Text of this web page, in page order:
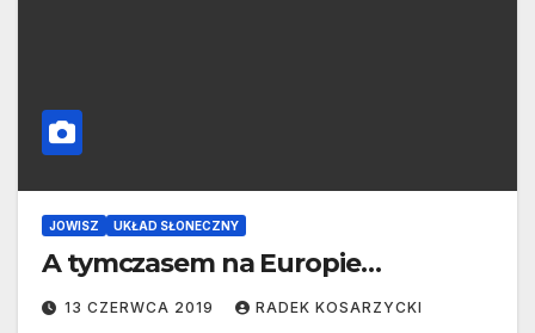
JOWISZ UKŁAD SŁONECZNY
A tymczasem na Europie…
13 CZERWCA 2019 RADEK KOSARZYCKI